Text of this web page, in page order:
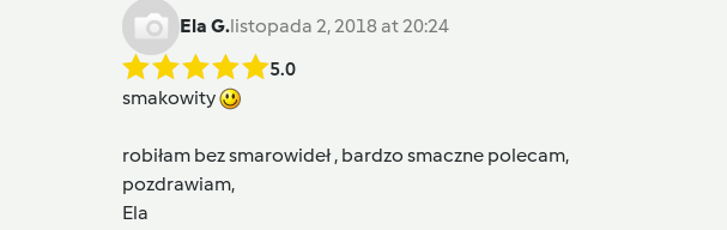
Ela G.listopada 2, 2018 at 20:24
5.0
smakowity
robiłam bez smarowideł , bardzo smaczne polecam,
pozdrawiam,
Ela